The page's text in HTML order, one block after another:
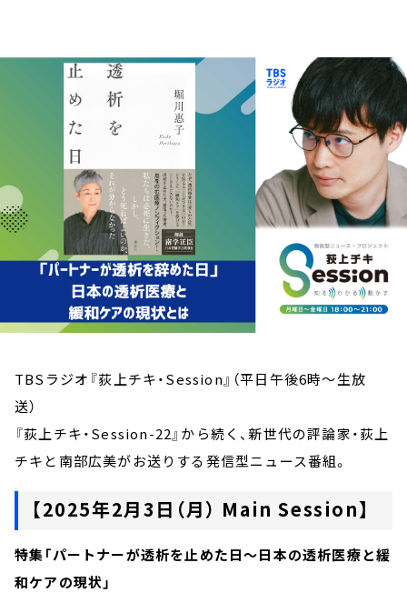
お知らせ
イベント・グッズ
YouTube
会社情報
TBSラジオ『荻上チキ・Session』（平日午後6時～生放
送）
『荻上チキ・Session-22』から続く、新世代の評論家・荻上
チキと南部広美がお送りする発信型ニュース番組。
【2025年2月3日（月） Main Session】
特集「パートナーが透析を止めた日～日本の透析医療と緩
和ケアの現状」